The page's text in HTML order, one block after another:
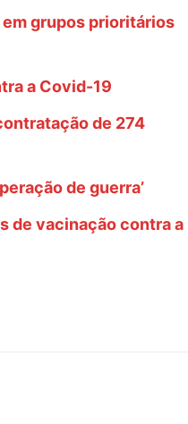
grupos prioritários
a Covid-19
de 274
de guerra’
de vacinação contra a